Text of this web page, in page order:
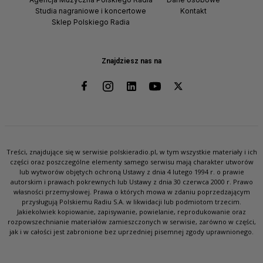
Znajdziesz nas na
Studia nagraniowe i koncertowe
Sklep Polskiego Radia
Kontakt
Treści, znajdujące się w serwisie polskieradio.pl, w tym wszystkie materiały i ich
części oraz poszczególne elementy samego serwisu mają charakter utworów
lub wytworów objętych ochroną Ustawy z dnia 4 lutego 1994 r. o prawie
autorskim i prawach pokrewnych lub Ustawy z dnia 30 czerwca 2000 r. Prawo
własności przemysłowej. Prawa o których mowa w zdaniu poprzedzającym
przysługują Polskiemu Radiu S.A. w likwidacji lub podmiotom trzecim.
Jakiekolwiek kopiowanie, zapisywanie, powielanie, reprodukowanie oraz
rozpowszechnianie materiałów zamieszczonych w serwisie, zarówno w części,
jak i w całości jest zabronione bez uprzedniej pisemnej zgody uprawnionego.